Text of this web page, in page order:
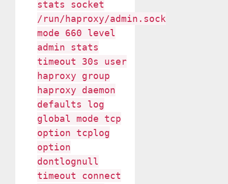
stats socket
/run/haproxy/admin.sock
mode 660 level
admin stats
timeout 30s user
haproxy group
haproxy daemon
defaults log
global mode tcp
option tcplog
option
dontlognull
timeout connect